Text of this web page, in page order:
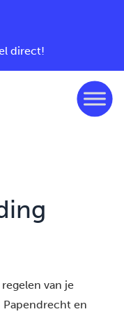
direct!
van je
Papendrecht en